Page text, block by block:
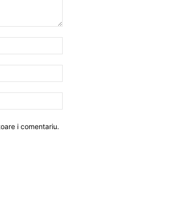
i comentariu.